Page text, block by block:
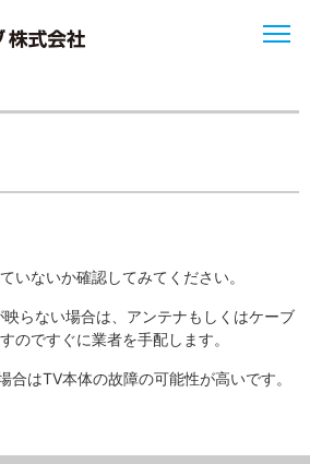
いないか確認してみてください。
らない場合は、アンテナもしくはケーブ
のですぐに業者を手配します。
合はTV本体の故障の可能性が高いです。